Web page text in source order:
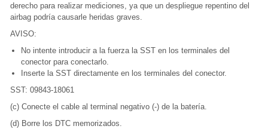
derecho para realizar mediciones, ya que un despliegue repentino del
airbag podría causarle heridas graves.
AVISO:
No intente introducir a la fuerza la SST en los terminales del
conector para conectarlo.
Inserte la SST directamente en los terminales del conector.
SST: 09843-18061
(c) Conecte el cable al terminal negativo (-) de la batería.
(d) Borre los DTC memorizados.